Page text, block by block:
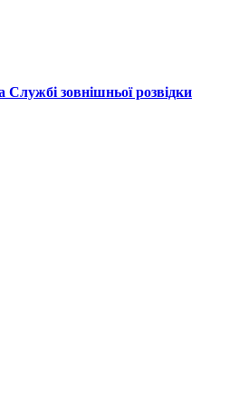
зовнішньої розвідки